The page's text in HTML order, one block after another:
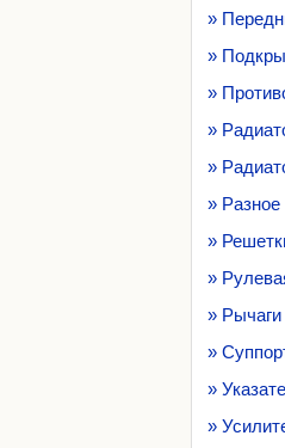
»
»
»
»
»
» Разное
»
»
» Рычаги
»
»
»